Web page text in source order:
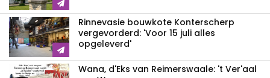
Rinnevasie bouwkote Konterscherp
vergevorderd: 'Voor 15 juli alles
opgeleverd'
Wana, d'Eks van Reimerswaale: 't Ver'aal